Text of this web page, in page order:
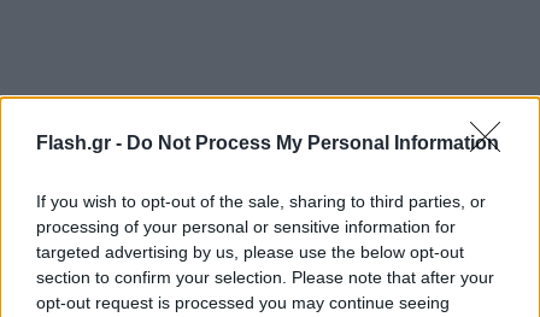
Flash.gr - Do Not Process My Personal Information
If you wish to opt-out of the sale, sharing to third parties, or
processing of your personal or sensitive information for
targeted advertising by us, please use the below opt-out
section to confirm your selection. Please note that after your
opt-out request is processed you may continue seeing